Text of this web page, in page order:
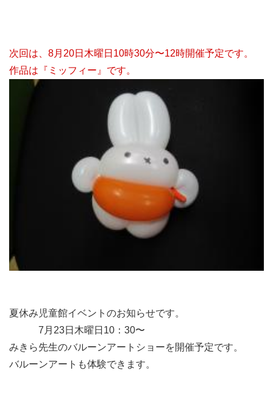
次回は、8月20日木曜日10時30分〜12時開催予定です。
作品は『ミッフィー』です。
夏休み児童館イベントのお知らせです。
7月23日木曜日10：30〜
みきら先生のバルーンアートショーを開催予定です。
バルーンアートも体験できます。